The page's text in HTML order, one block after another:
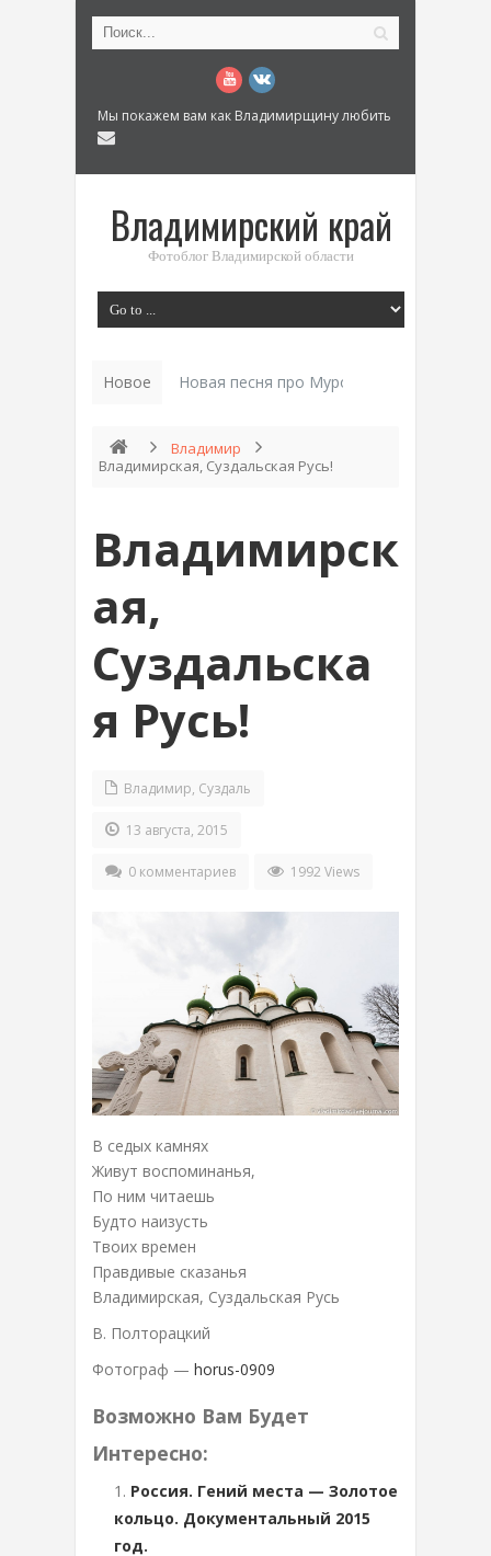
Мы покажем вам как Владимирщину любить
Владимирский край
Фотоблог Владимирской области
Новое Новая песня про Муром: «Былинный
Владимир
Владимирская, Суздальская Русь!
Владимирск
ая,
Суздальска
я Русь!
Владимир, Суздаль
13 августа, 2015
0 комментариев 1992 Views
В седых камнях
Живут воспоминанья,
По ним читаешь
Будто наизусть
Твоих времен
Правдивые сказанья
Владимирская, Суздальская Русь
В. Полторацкий
Фотограф — horus-0909
Возможно Вам Будет
Интересно:
Россия. Гений места — Золотое
кольцо. Документальный 2015
год.